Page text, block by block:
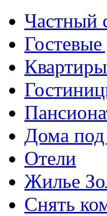
Частный
Дома
Отели
Жилье
Снять